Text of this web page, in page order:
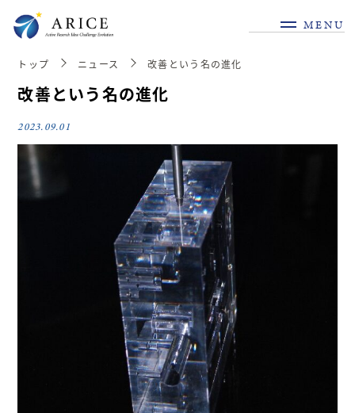
MENU
トップ ニュース 改善という名の進化
改善という名の進化
2023.09.01